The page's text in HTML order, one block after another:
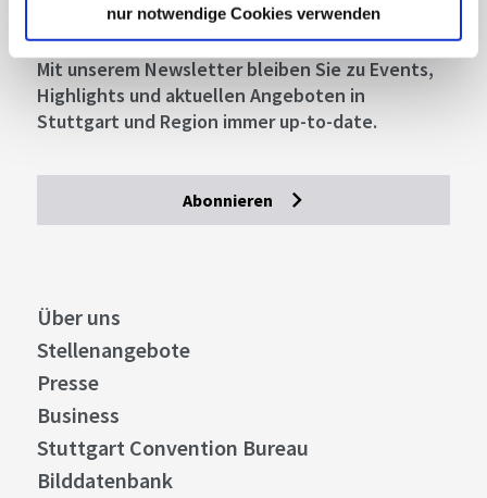
nur notwendige Cookies verwenden
Lassen Sie sich inspirieren!
Mit unserem Newsletter bleiben Sie zu Events,
Highlights und aktuellen Angeboten in
Stuttgart und Region immer up-to-date.
Abonnieren
Über uns
Stellenangebote
Presse
Business
Stuttgart Convention Bureau
Bilddatenbank